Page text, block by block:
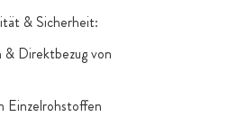
& Sicherheit:
& Direktbezug von
Einzelrohstoffen